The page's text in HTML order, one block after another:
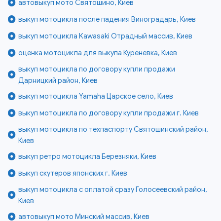
автовыкуп мото Святошино, Киев
выкуп мотоцикла после падения Виноградарь, Киев
выкуп мотоцикла Kawasaki Отрадный массив, Киев
оценка мотоцикла для выкупа Куреневка, Киев
выкуп мотоцикла по договору купли продажи
Дарницкий район, Киев
выкуп мотоцикла Yamaha Царское село, Киев
выкуп мотоцикла по договору купли продажи г. Киев
выкуп мотоцикла по техпаспорту Святошинский район,
Киев
выкуп ретро мотоцикла Березняки, Киев
выкуп скутеров японских г. Киев
выкуп мотоцикла с оплатой сразу Голосеевский район,
Киев
автовыкуп мото Минский массив, Киев